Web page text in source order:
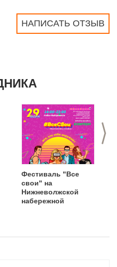
НАПИСАТЬ ОТЗЫВ
>
Фестиваль "Все
свои" на
Нижневолжской
набережной